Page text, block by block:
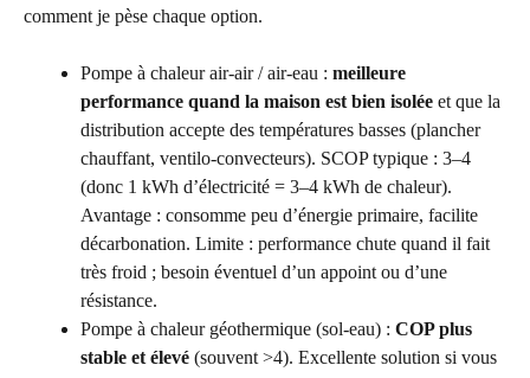
comment je pèse chaque option.
Pompe à chaleur air-air / air-eau : meilleure
performance quand la maison est bien isolée et que la
distribution accepte des températures basses (plancher
chauffant, ventilo-convecteurs). SCOP typique : 3–4
(donc 1 kWh d’électricité = 3–4 kWh de chaleur).
Avantage : consomme peu d’énergie primaire, facilite
décarbonation. Limite : performance chute quand il fait
très froid ; besoin éventuel d’un appoint ou d’une
résistance.
Pompe à chaleur géothermique (sol-eau) : COP plus
stable et élevé (souvent >4). Excellente solution si vous